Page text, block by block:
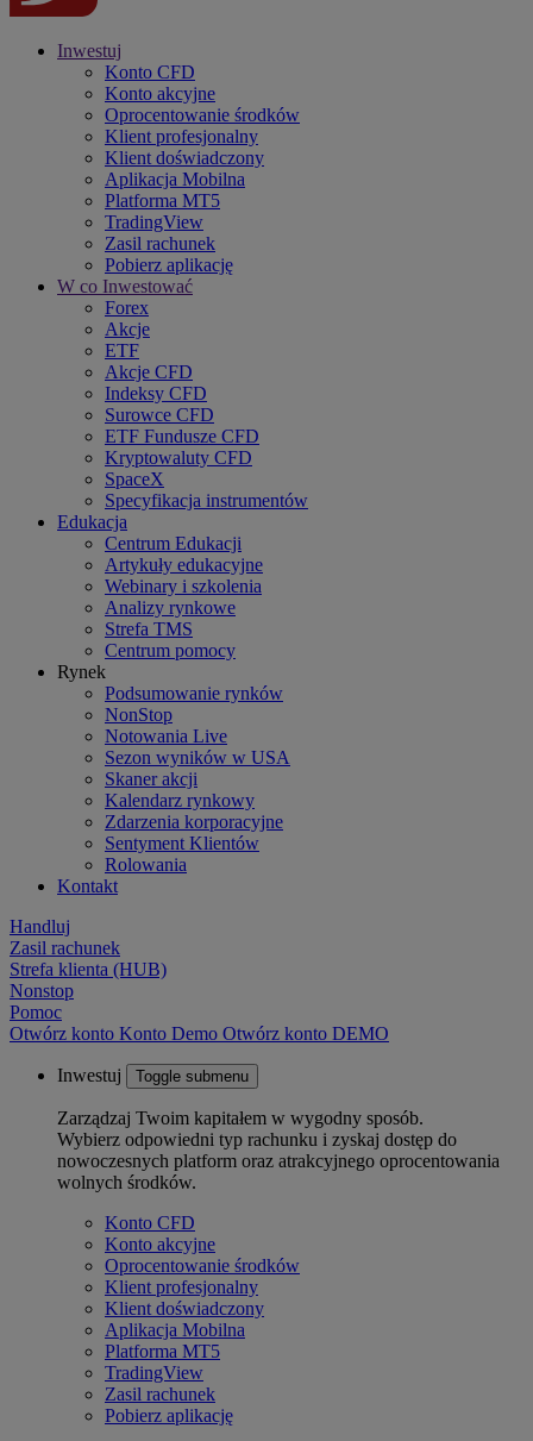
Inwestuj
Konto CFD
Konto akcyjne
Oprocentowanie środków
Klient profesjonalny
Klient doświadczony
Aplikacja Mobilna
Platforma MT5
TradingView
Zasil rachunek
Pobierz aplikację
W co Inwestować
Forex
Akcje
ETF
Akcje CFD
Indeksy CFD
Surowce CFD
ETF Fundusze CFD
Kryptowaluty CFD
SpaceX
Specyfikacja instrumentów
Edukacja
Centrum Edukacji
Artykuły edukacyjne
Webinary i szkolenia
Analizy rynkowe
Strefa TMS
Centrum pomocy
Rynek
Podsumowanie rynków
NonStop
Notowania Live
Sezon wyników w USA
Skaner akcji
Kalendarz rynkowy
Zdarzenia korporacyjne
Sentyment Klientów
Rolowania
Kontakt
Handluj
Zasil rachunek
Strefa klienta (HUB)
Nonstop
Pomoc
Otwórz konto Konto Demo Otwórz konto DEMO
Inwestuj Toggle submenu
Zarządzaj Twoim kapitałem w wygodny sposób.
Wybierz odpowiedni typ rachunku i zyskaj dostęp do
nowoczesnych platform oraz atrakcyjnego oprocentowania
wolnych środków.
Konto CFD
Konto akcyjne
Oprocentowanie środków
Klient profesjonalny
Klient doświadczony
Aplikacja Mobilna
Platforma MT5
TradingView
Zasil rachunek
Pobierz aplikację